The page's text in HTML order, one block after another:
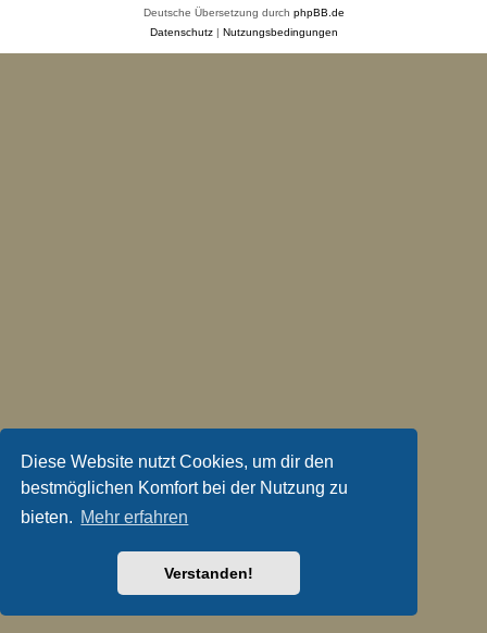
Diese Website nutzt Cookies, um dir den
bestmöglichen Komfort bei der Nutzung zu
bieten. Mehr erfahren
Verstanden!
Deutsche Übersetzung durch phpBB.de
Datenschutz| Nutzungsbedingungen